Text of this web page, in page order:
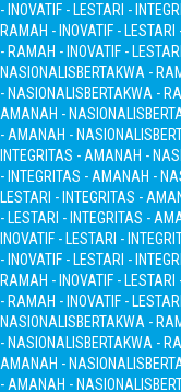
- INOVATIF - LESTARI -
RAMAH - INOVATIF -
- RAMAH - INOVATIF -
NASIONALISBERTAKWA -
- NASIONALISBERTAKWA -
AMANAH - NASIONALIS
- AMANAH - NASIONALIS
INTEGRITAS - AMANAH -
- INTEGRITAS - AMANAH -
LESTARI - INTEGRITAS -
- LESTARI - INTEGRITAS -
INOVATIF - LESTARI -
- INOVATIF - LESTARI -
RAMAH - INOVATIF -
- RAMAH - INOVATIF -
NASIONALISBERTAKWA -
- NASIONALISBERTAKWA -
AMANAH - NASIONALIS
- AMANAH - NASIONALIS